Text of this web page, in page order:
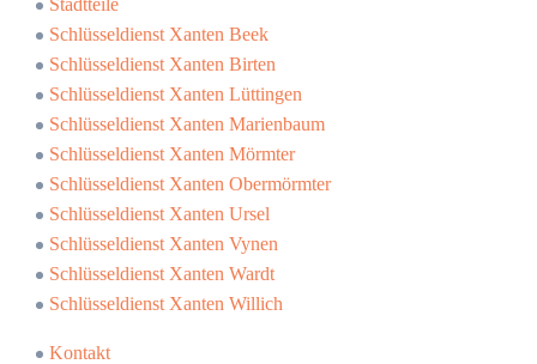
Stadtteile
Schlüsseldienst Xanten Beek
Schlüsseldienst Xanten Birten
Schlüsseldienst Xanten Lüttingen
Schlüsseldienst Xanten Marienbaum
Schlüsseldienst Xanten Mörmter
Schlüsseldienst Xanten Obermörmter
Schlüsseldienst Xanten Ursel
Schlüsseldienst Xanten Vynen
Schlüsseldienst Xanten Wardt
Schlüsseldienst Xanten Willich
Kontakt